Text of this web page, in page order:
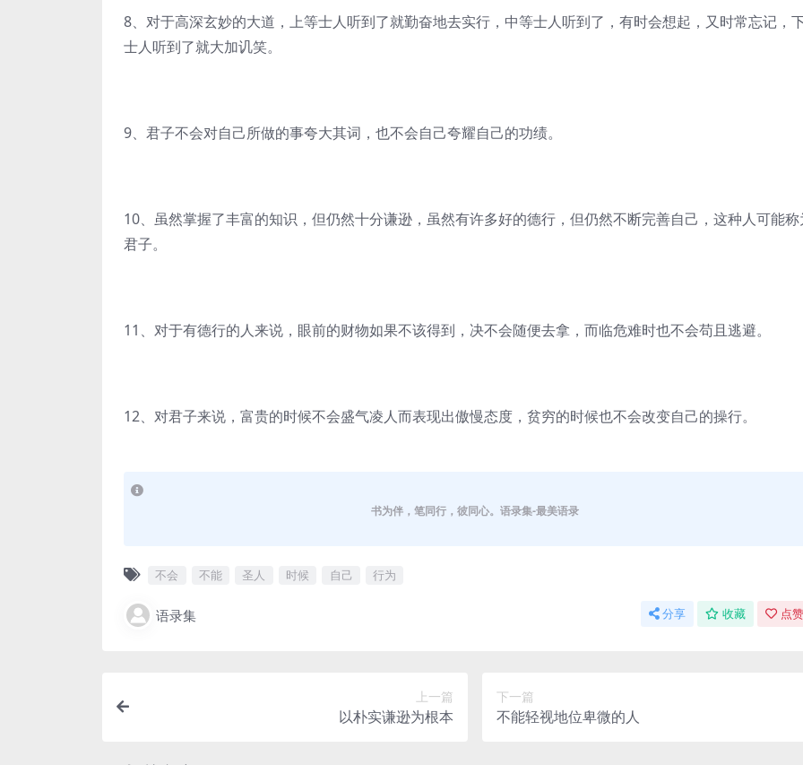
8、对于高深玄妙的大道，上等士人听到了就勤奋地去实行，中等士人听到了，有时会想起，又时常忘记，
士人听到了就大加讥笑。
9、君子不会对自己所做的事夸大其词，也不会自己夸耀自己的功绩。
10、虽然掌握了丰富的知识，但仍然十分谦逊，虽然有许多好的德行，但仍然不断完善自己，这种人可能称
君子。
11、对于有德行的人来说，眼前的财物如果不该得到，决不会随便去拿，而临危难时也不会苟且逃避。
12、对君子来说，富贵的时候不会盛气凌人而表现出傲慢态度，贫穷的时候也不会改变自己的操行。
书为伴，笔同行，彼同心。语录集-最美语录
不会 不能 圣人 时候 自己 行为
语录集 分享 收藏 点
上一篇
以朴实谦逊为根本
下一篇
不能轻视地位卑微的人